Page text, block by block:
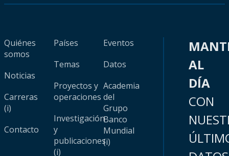
Quiénes
somos
Noticias
Carreras
(i)
Contacto
Países
Temas
Proyectos y
operaciones
Investigación
y
publicaciones
(i)
Eventos
Datos
Academia
del
Grupo
Banco
Mundial
(i)
AL
DÍA
CON